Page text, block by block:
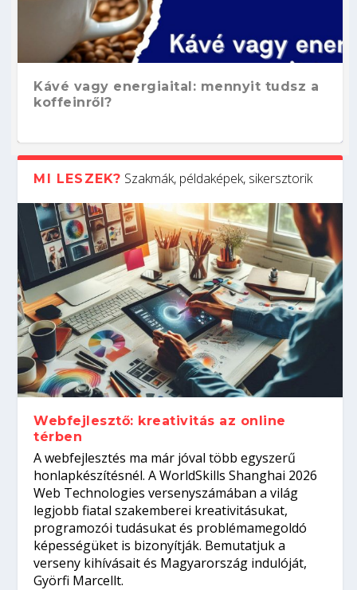
Kávé vagy energiaital: mennyit tudsz a
koffeinről?
Hogyan készíts ATS-barát önéletrajzot?
Így növelheted az esélyedet az
állásinterjúra...
Kitalálod, mire használják ezeket a
gépeket?
Nem sikerült az egyetemi felvételi?
Tanulj szakmát!
Szoftverfejlesztő: verseny kódban –
amikor néhány sor program dönti el a
világversenyt...
MI LESZEK? Szakmák, példaképek, sikersztorik
Webfejlesztő: kreativitás az online
térben
A webfejlesztés ma már jóval több egyszerű
honlapkészítésnél. A WorldSkills Shanghai 2026
Web Technologies versenyszámában a világ
legjobb fiatal szakemberei kreativitásukat,
programozói tudásukat és problémamegoldó
képességüket is bizonyítják. Bemutatjuk a
verseny kihívásait és Magyarország indulóját,
Györfi Marcellt.